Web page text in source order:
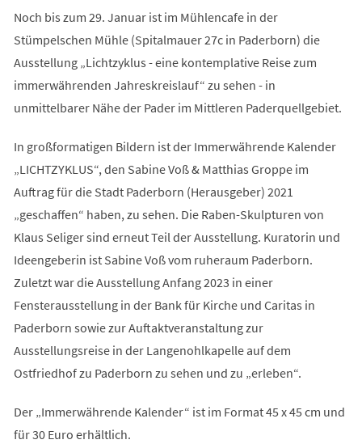
Noch bis zum 29. Januar ist im Mühlencafe in der
Stümpelschen Mühle (Spitalmauer 27c in Paderborn) die
Ausstellung „Lichtzyklus - eine kontemplative Reise zum
immerwährenden Jahreskreislauf“ zu sehen - in
unmittelbarer Nähe der Pader im Mittleren Paderquellgebiet.
In großformatigen Bildern ist der Immerwährende Kalender
„LICHTZYKLUS“, den Sabine Voß & Matthias Groppe im
Auftrag für die Stadt Paderborn (Herausgeber) 2021
„geschaffen“ haben, zu sehen. Die Raben-Skulpturen von
Klaus Seliger sind erneut Teil der Ausstellung. Kuratorin und
Ideengeberin ist Sabine Voß vom ruheraum Paderborn.
Zuletzt war die Ausstellung Anfang 2023 in einer
Fensterausstellung in der Bank für Kirche und Caritas in
Paderborn sowie zur Auftaktveranstaltung zur
Ausstellungsreise in der Langenohlkapelle auf dem
Ostfriedhof zu Paderborn zu sehen und zu „erleben“.
Der „Immerwährende Kalender“ ist im Format 45 x 45 cm und
für 30 Euro erhältlich.